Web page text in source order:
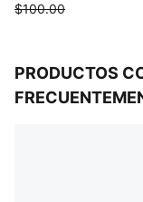
$100.00
PRODUCTOS